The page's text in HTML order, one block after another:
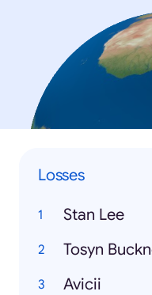
Losses
Stan Lee
Tosyn
Avicii